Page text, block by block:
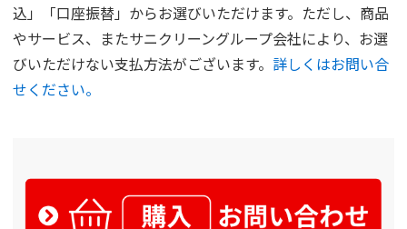
込」「口座振替」からお選びいただけます。ただし、商品
やサービス、またサニクリーングループ会社により、お選
びいただけない支払方法がございます。 詳しくはお問い合
せください。